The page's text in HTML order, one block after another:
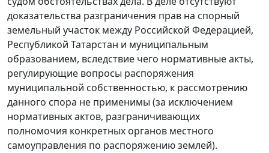
доказательства разграничения прав на спорный
земельный участок между Российской Федерацией,
Республикой Татарстан и муниципальным
образованием, вследствие чего нормативные акты,
регулирующие вопросы распоряжения
муниципальной собственностью, к рассмотрению
данного спора не применимы (за исключением
нормативных актов, разграничивающих
полномочия конкретных органов местного
самоуправления по распоряжению землей).